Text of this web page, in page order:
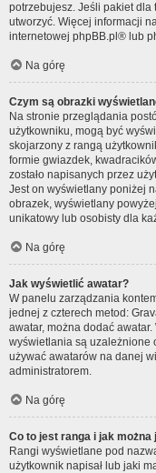
potrzebujesz. Jeśli pakiet
utworzyć. Więcej informacji
internetowej phpBB.pl ® lub
Na górę
Czym są obrazki
Na stronie przeglądania
użytkowniku, mogą być
skojarzony z rangą
formie gwiazdek,
zostało napisanych przez
Jest on wyświetlany poniżej
obrazek, wyświetlany
unikatowy lub osobisty dla
Na górę
Jak wyświetlić awatar?
W panelu zarządzania
jednej z czterech metod:
awatar, można dodać
wyświetlania są uzależnione
używać awatarów na danej
administratorem.
Na górę
Co to jest ranga i jak można
Rangi wyświetlane pod
użytkownik napisał lub jaki